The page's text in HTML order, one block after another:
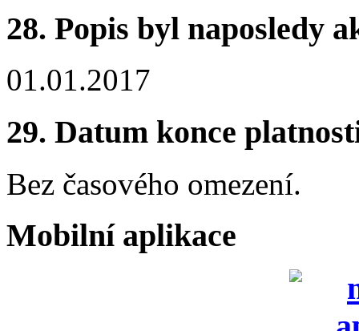
28. Popis byl naposledy
01.01.2017
29. Datum konce
Bez časového omezení.
Mobilní aplikace